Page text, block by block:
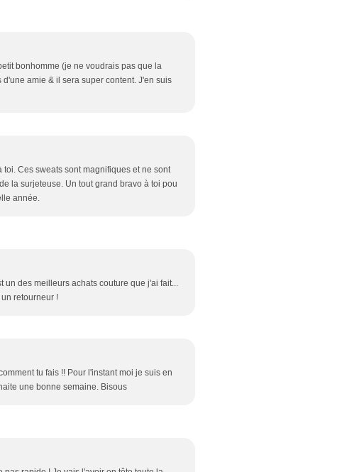
bonhomme (je ne voudrais pas que la
amie & il sera super content. J'en suis
Ces sweats sont magnifiques et ne sont
la surjeteuse. Un tout grand bravo à toi pou
année.
des meilleurs achats couture que j'ai fait...
retourneur !
tu fais !! Pour l'instant moi je suis en
une bonne semaine. Bisous